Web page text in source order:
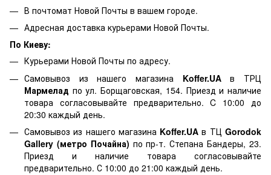
В почтомат Новой Почты в вашем городе.
Адресная доставка курьерами Новой Почты.
По Киеву:
Курьерами Новой Почты по адресу.
Самовывоз из нашего магазина Koffer.UAв ТРЦ
Мармелад по ул. Борщаговская, 154. Приезд и наличие
товара согласовывайте предварительно. C 10:00 до
20:30 каждый день.
Самовывоз из нашего магазина Koffer.UA в ТЦGorodok
Gallery (метро Почайна) по пр-т. Степана Бандеры, 23.
Приезд и наличие товара согласовывайте
предварительно. С 10:00 до 21:00 каждый день.